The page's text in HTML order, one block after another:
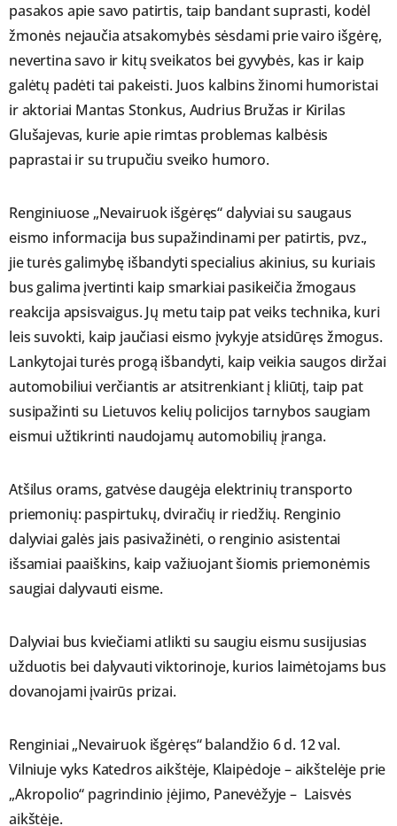
pasakos apie savo patirtis, taip bandant suprasti, kodėl
žmonės nejaučia atsakomybės sėsdami prie vairo išgėrę,
nevertina savo ir kitų sveikatos bei gyvybės, kas ir kaip
galėtų padėti tai pakeisti. Juos kalbins žinomi humoristai
ir aktoriai Mantas Stonkus, Audrius Bružas ir Kirilas
Glušajevas, kurie apie rimtas problemas kalbėsis
paprastai ir su trupučiu sveiko humoro.
Renginiuose „Nevairuok išgėręs“ dalyviai su saugaus
eismo informacija bus supažindinami per patirtis, pvz.,
jie turės galimybę išbandyti specialius akinius, su kuriais
bus galima įvertinti kaip smarkiai pasikeičia žmogaus
reakcija apsisvaigus. Jų metu taip pat veiks technika, kuri
leis suvokti, kaip jaučiasi eismo įvykyje atsidūręs žmogus.
Lankytojai turės progą išbandyti, kaip veikia saugos diržai
automobiliui verčiantis ar atsitrenkiant į kliūtį, taip pat
susipažinti su Lietuvos kelių policijos tarnybos saugiam
eismui užtikrinti naudojamų automobilių įranga.
Atšilus orams, gatvėse daugėja elektrinių transporto
priemonių: paspirtukų, dviračių ir riedžių. Renginio
dalyviai galės jais pasivažinėti, o renginio asistentai
išsamiai paaiškins, kaip važiuojant šiomis priemonėmis
saugiai dalyvauti eisme.
Dalyviai bus kviečiami atlikti su saugiu eismu susijusias
užduotis bei dalyvauti viktorinoje, kurios laimėtojams bus
dovanojami įvairūs prizai.
Renginiai „Nevairuok išgėręs“ balandžio 6 d. 12 val.
Vilniuje vyks Katedros aikštėje, Klaipėdoje – aikštelėje prie
„Akropolio“ pagrindinio įėjimo, Panevėžyje – Laisvės
aikštėje.